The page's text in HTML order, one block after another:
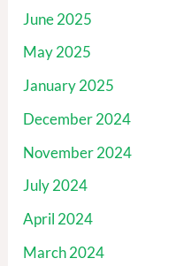
June 2025
May 2025
January 2025
December 2024
November 2024
July 2024
April 2024
March 2024